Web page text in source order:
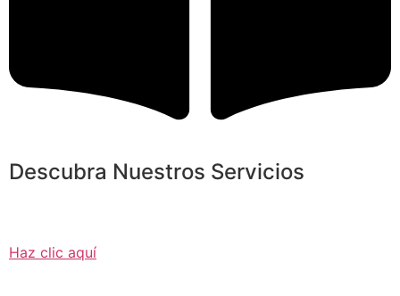
Descubra Nuestros Servicios
Haz clic aquí